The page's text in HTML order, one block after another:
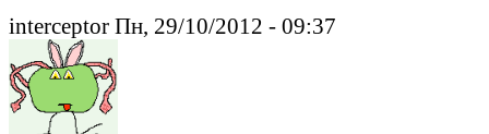
interceptor Пн, 29/10/2012 - 09:37